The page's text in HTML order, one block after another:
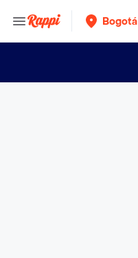
Bogotá